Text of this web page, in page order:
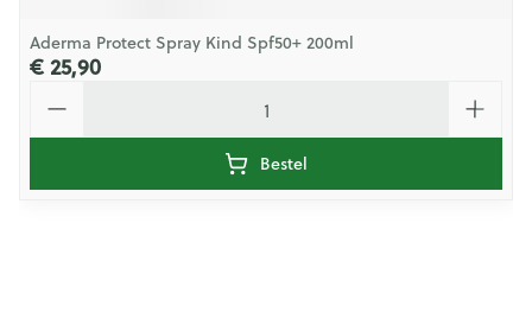
Aderma Protect Spray Kind Spf50+ 200ml
€ 25,90
Bestel